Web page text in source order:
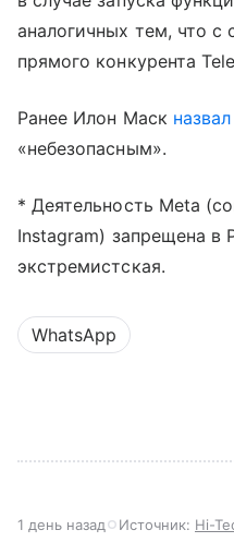
аналогичных тем, что с
прямого конкурента
Ранее Илон Маск назвал
«небезопасным».
* Деятельность Meta
Instagram) запрещена в
экстремистская.
WhatsApp
1 день назад Источник: Hi-